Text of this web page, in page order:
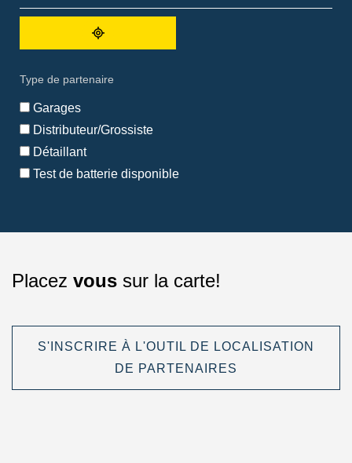
une
requête
recherche
localisation
Type de partenaire
Garages
Distributeur/Grossiste
Détaillant
Test de batterie disponible
Placez vous sur la carte!
S'INSCRIRE À L'OUTIL DE LOCALISATION
DE PARTENAIRES